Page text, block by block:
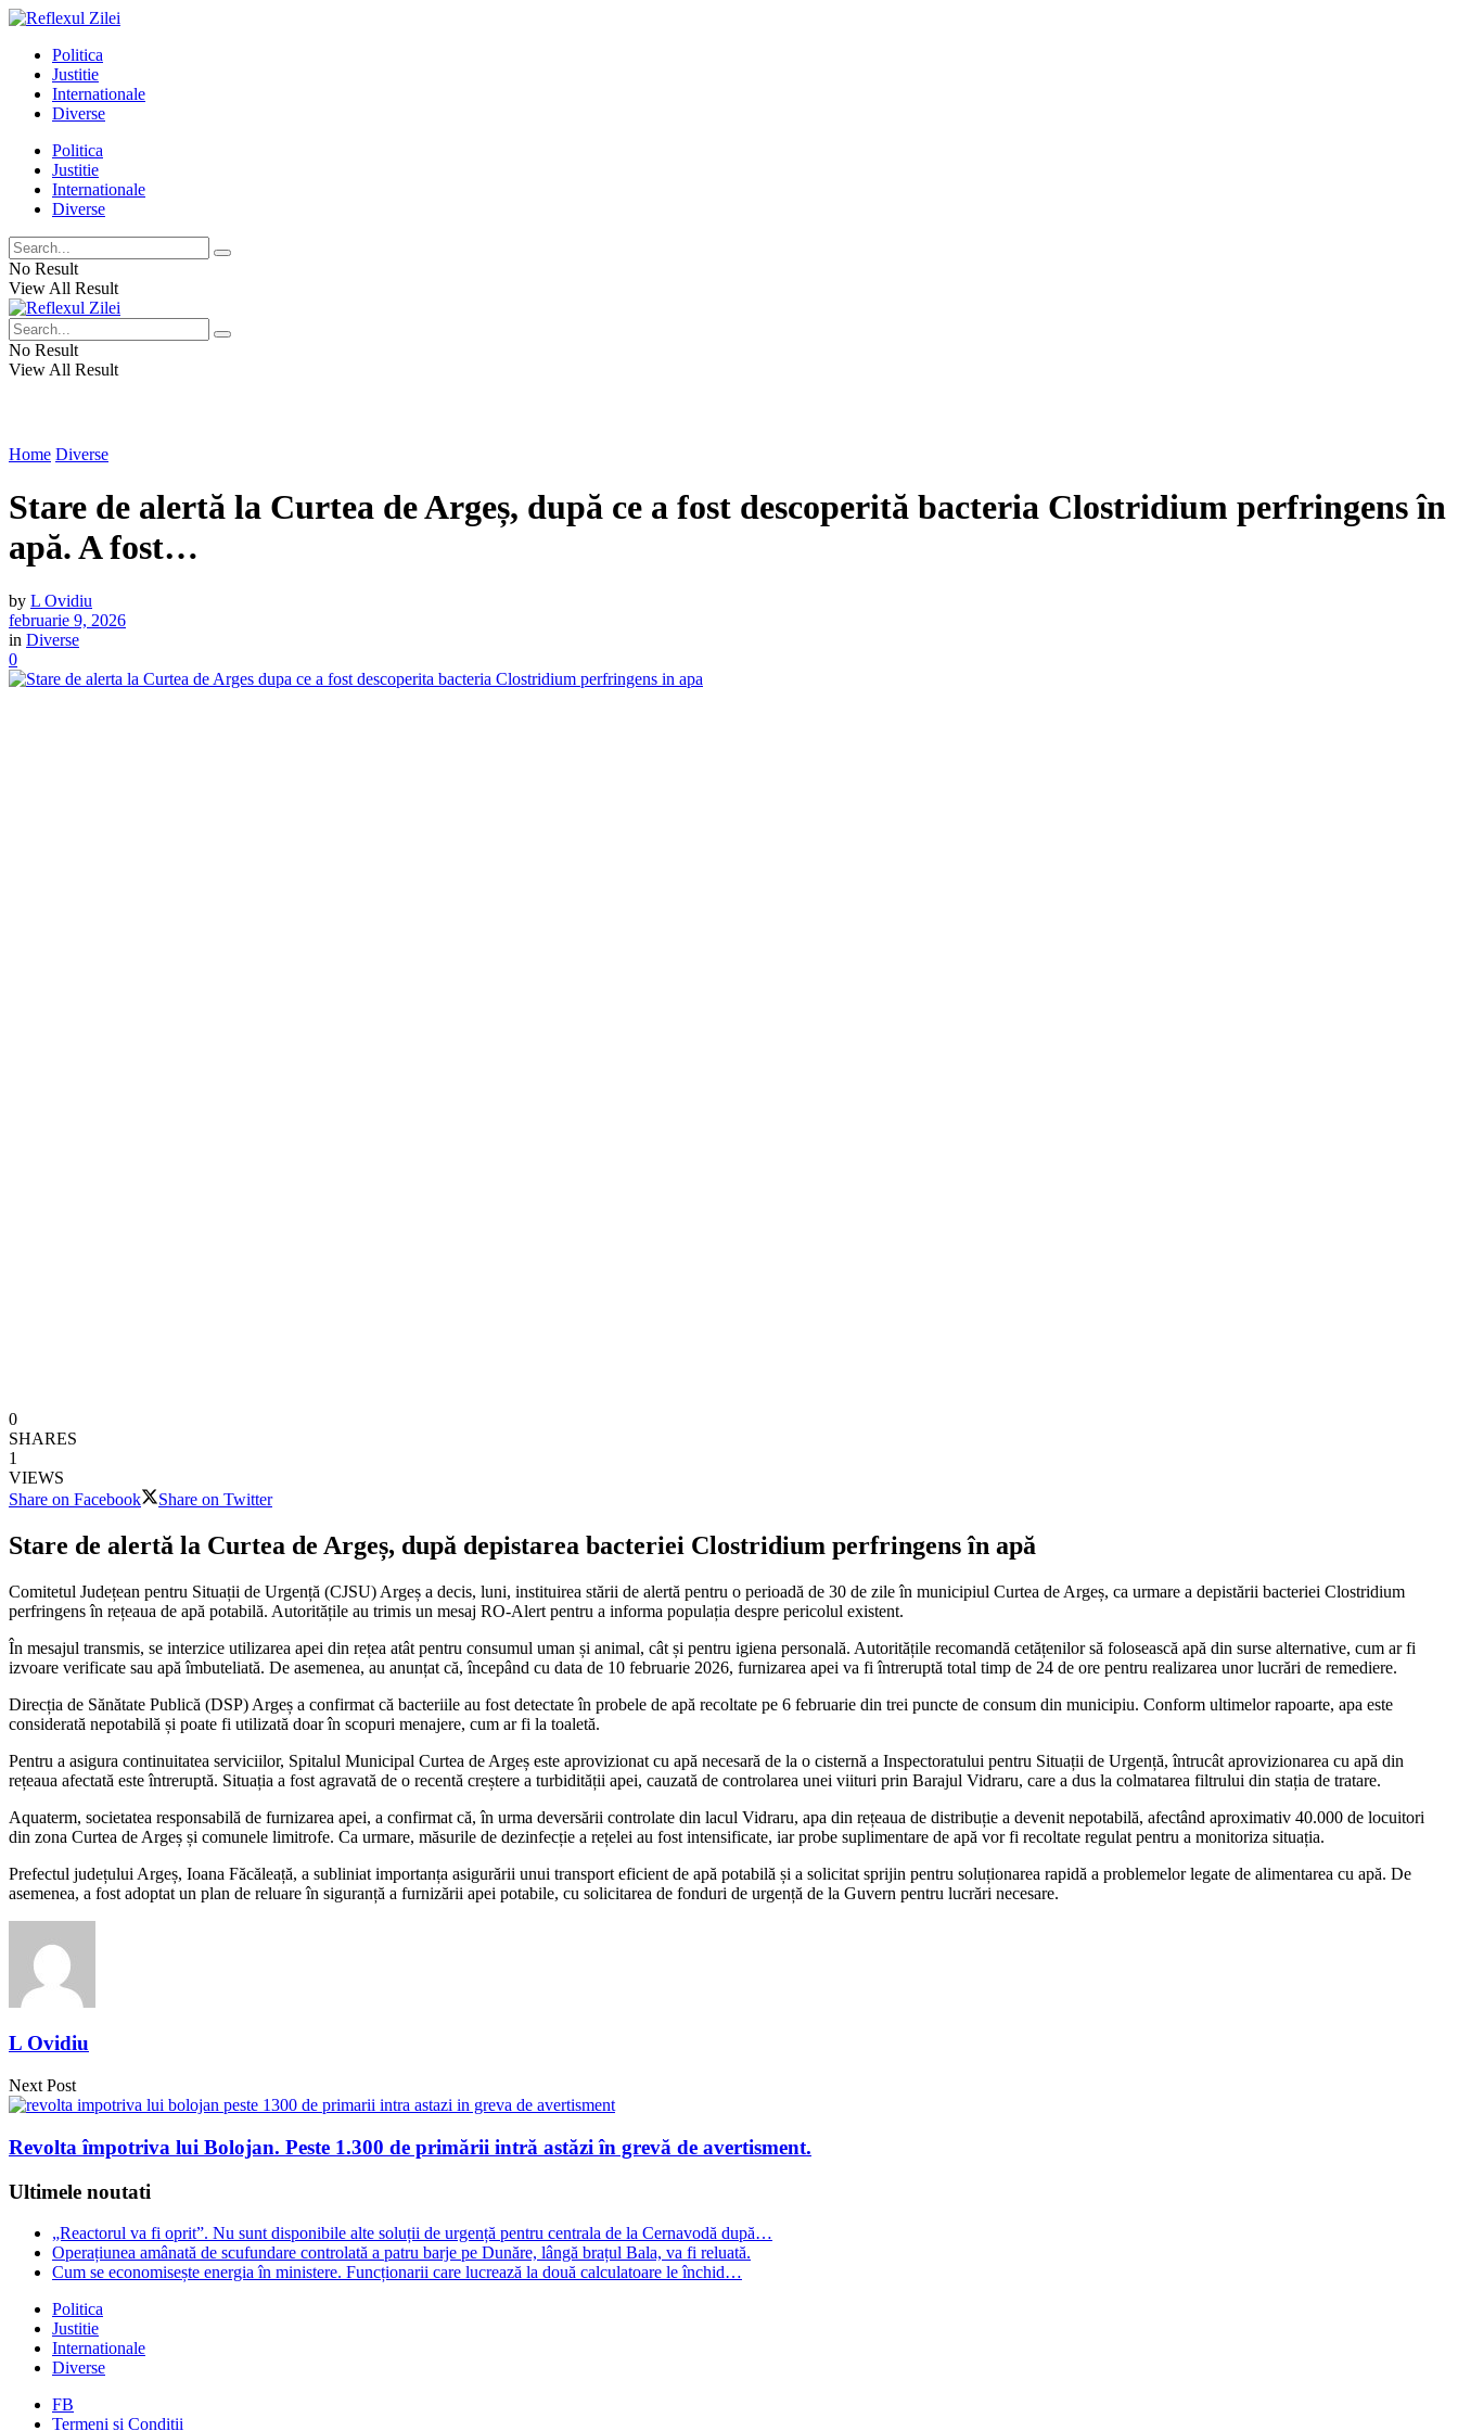
Politica
Justitie
Internationale
Diverse
Politica
Justitie
Internationale
Diverse
No Result
View All Result
No Result
View All Result
Home Diverse
Stare de alertă la Curtea de Argeș, după ce a fost descoperită bacteria Clostridium perfringens în
apă. A fost…
by L Ovidiu
februarie 9, 2026
in Diverse
0
0
SHARES
1
VIEWS
Share on Facebook
Share on Twitter
Stare de alertă la Curtea de Argeș, după depistarea bacteriei Clostridium perfringens în apă
Comitetul Județean pentru Situații de Urgență (CJSU) Argeș a decis, luni, instituirea stării de alertă pentru o perioadă de 30 de zile în municipiul Curtea de Argeș, ca urmare a depistării bacteriei Clostridium
perfringens în rețeaua de apă potabilă. Autoritățile au trimis un mesaj RO-Alert pentru a informa populația despre pericolul existent.
În mesajul transmis, se interzice utilizarea apei din rețea atât pentru consumul uman și animal, cât și pentru igiena personală. Autoritățile recomandă cetățenilor să folosească apă din surse alternative, cum ar fi
izvoare verificate sau apă îmbuteliată. De asemenea, au anunțat că, începând cu data de 10 februarie 2026, furnizarea apei va fi întreruptă total timp de 24 de ore pentru realizarea unor lucrări de remediere.
Direcția de Sănătate Publică (DSP) Argeș a confirmat că bacteriile au fost detectate în probele de apă recoltate pe 6 februarie din trei puncte de consum din municipiu. Conform ultimelor rapoarte, apa este
considerată nepotabilă și poate fi utilizată doar în scopuri menajere, cum ar fi la toaletă.
Pentru a asigura continuitatea serviciilor, Spitalul Municipal Curtea de Argeș este aprovizionat cu apă necesară de la o cisternă a Inspectoratului pentru Situații de Urgență, întrucât aprovizionarea cu apă din
rețeaua afectată este întreruptă. Situația a fost agravată de o recentă creștere a turbidității apei, cauzată de controlarea unei viituri prin Barajul Vidraru, care a dus la colmatarea filtrului din stația de tratare.
Aquaterm, societatea responsabilă de furnizarea apei, a confirmat că, în urma deversării controlate din lacul Vidraru, apa din rețeaua de distribuție a devenit nepotabilă, afectând aproximativ 40.000 de locuitori
din zona Curtea de Argeș și comunele limitrofe. Ca urmare, măsurile de dezinfecție a rețelei au fost intensificate, iar probe suplimentare de apă vor fi recoltate regulat pentru a monitoriza situația.
Prefectul județului Argeș, Ioana Făcăleață, a subliniat importanța asigurării unui transport eficient de apă potabilă și a solicitat sprijin pentru soluționarea rapidă a problemelor legate de alimentarea cu apă. De
asemenea, a fost adoptat un plan de reluare în siguranță a furnizării apei potabile, cu solicitarea de fonduri de urgență de la Guvern pentru lucrări necesare.
L Ovidiu
Next Post
Revolta împotriva lui Bolojan. Peste 1.300 de primării intră astăzi în grevă de avertisment.
Ultimele noutati
„Reactorul va fi oprit”. Nu sunt disponibile alte soluții de urgență pentru centrala de la Cernavodă după…
Operațiunea amânată de scufundare controlată a patru barje pe Dunăre, lângă brațul Bala, va fi reluată.
Cum se economisește energia în ministere. Funcționarii care lucrează la două calculatoare le închid…
Politica
Justitie
Internationale
Diverse
FB
Termeni și Condiții